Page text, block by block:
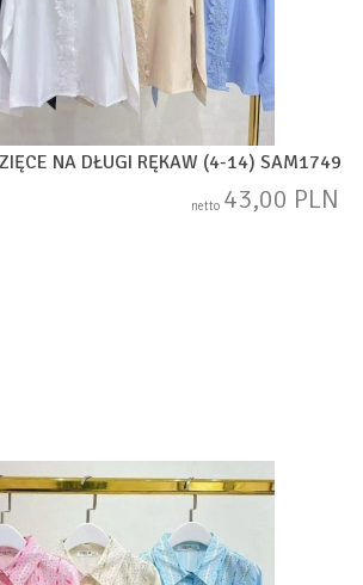
NA DŁUGI RĘKAW (4-14) SAM1749
netto 43,00 PLN